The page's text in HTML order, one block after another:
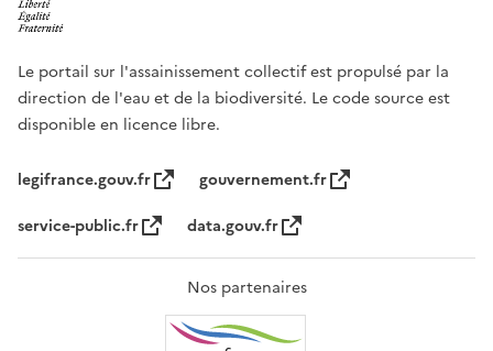
Le portail sur l'assainissement collectif est propulsé par la
direction de l'eau et de la biodiversité. Le code source est
disponible en licence libre.
legifrance.gouv.fr
gouvernement.fr
service-public.fr
data.gouv.fr
Nos partenaires